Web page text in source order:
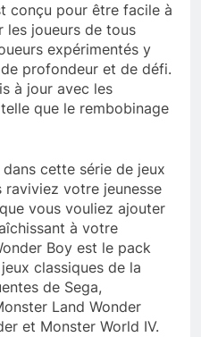
conçu pour être facile à
les joueurs de tous
expérimentés y
profondeur et de défi.
à jour avec les
que le rembobinage
cette série de jeux
raviviez votre jeunesse
vous vouliez ajouter
à votre
Boy est le pack
classiques de la
de Sega,
Land Wonder
et Monster World IV.